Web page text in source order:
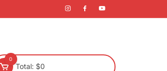
0
Total: $0